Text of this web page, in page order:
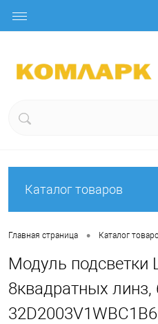
Каталог товаров
Главная страница • Каталог
Модуль подсветки
8квадратных